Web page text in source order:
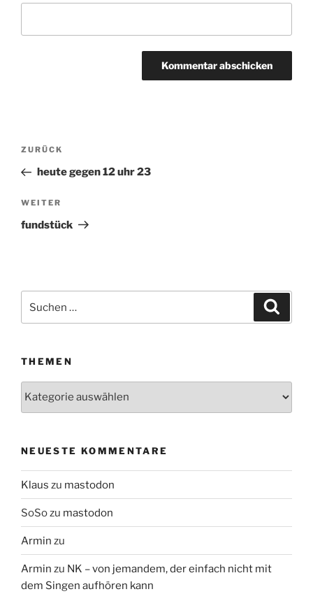
Beitragsnavigation
Vorheriger
Beitrag
ZURÜCK
heute gegen 12 uhr 23
Nächster
Beitrag
WEITER
fundstück
THEMEN
Themen
NEUESTE KOMMENTARE
Klaus zu mastodon
SoSozu mastodon
Armin zu
Armin zu NK – von jemandem, der einfach nicht mit
dem Singen aufhören kann